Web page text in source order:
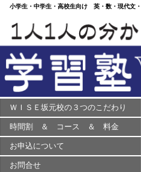
小学生・中学生・高校生向け 英・数・現代文
ＷＩＳＥ坂元校の３つのこだわり
時間割 ＆ コース ＆ 料金
お申込について
お問合せ